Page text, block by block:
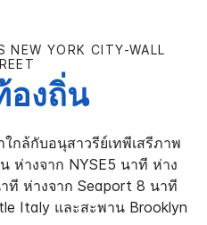
NEW YORK CITY-WALL
งถิ่น
ใกล้กับอนุสาวรีย์เทพีเสรีภาพ
ห่างจาก NYSE5 นาที ห่าง
ที ห่างจาก Seaport 8 นาที
Italy และสะพาน Brooklyn